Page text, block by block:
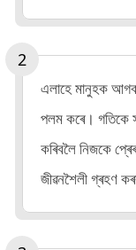
এলাহে মানুহক
পলম কৰে। গতিকে
কৰিবলৈ নিজকে
জীৱনশৈলী গ্ৰহণ